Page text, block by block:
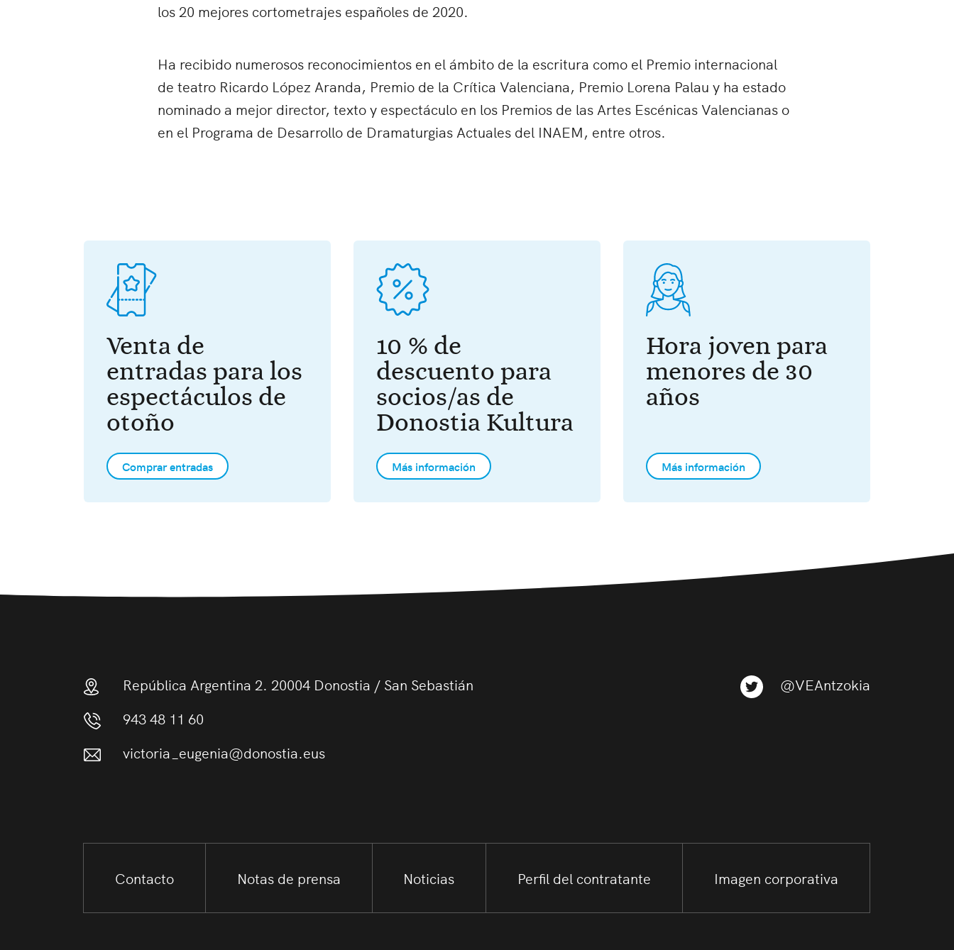
los 20 mejores cortometrajes españoles de 2020.
Ha recibido numerosos reconocimientos en el ámbito de la escritura como el Premio internacional
de teatro Ricardo López Aranda, Premio de la Crítica Valenciana, Premio Lorena Palau y ha estado
nominado a mejor director, texto y espectáculo en los Premios de las Artes Escénicas Valencianas o
en el Programa de Desarrollo de Dramaturgias Actuales del INAEM, entre otros.
Venta de
entradas para los
espectáculos de
otoño
Comprar entradas
10 % de
descuento para
socios/as de
Donostia Kultura
Más información
Hora joven para
menores de 30
años
Más información
República Argentina 2. 20004 Donostia / San Sebastián
943 48 11 60
victoria_eugenia@donostia.eus
@VEAntzokia
Contacto Notas de prensa Noticias Perfil del contratante Imagen corporativa